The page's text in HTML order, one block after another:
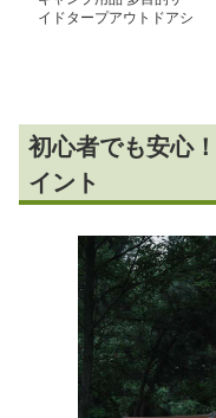
イドタープアウトドアシ
初心者でも安心
イント